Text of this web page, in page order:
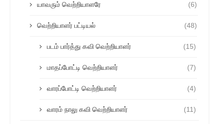
யாவரும் வெற்றியாளரே (6)
வெற்றியாளர் பட்டியல் (48)
படம் பார்த்து கவி வெற்றியாளர் (15)
மாதப்போட்டி வெற்றியாளர் (7)
வாரப்போட்டி வெற்றியாளர் (4)
வாரம் நாலு கவி வெற்றியாளர் (11)